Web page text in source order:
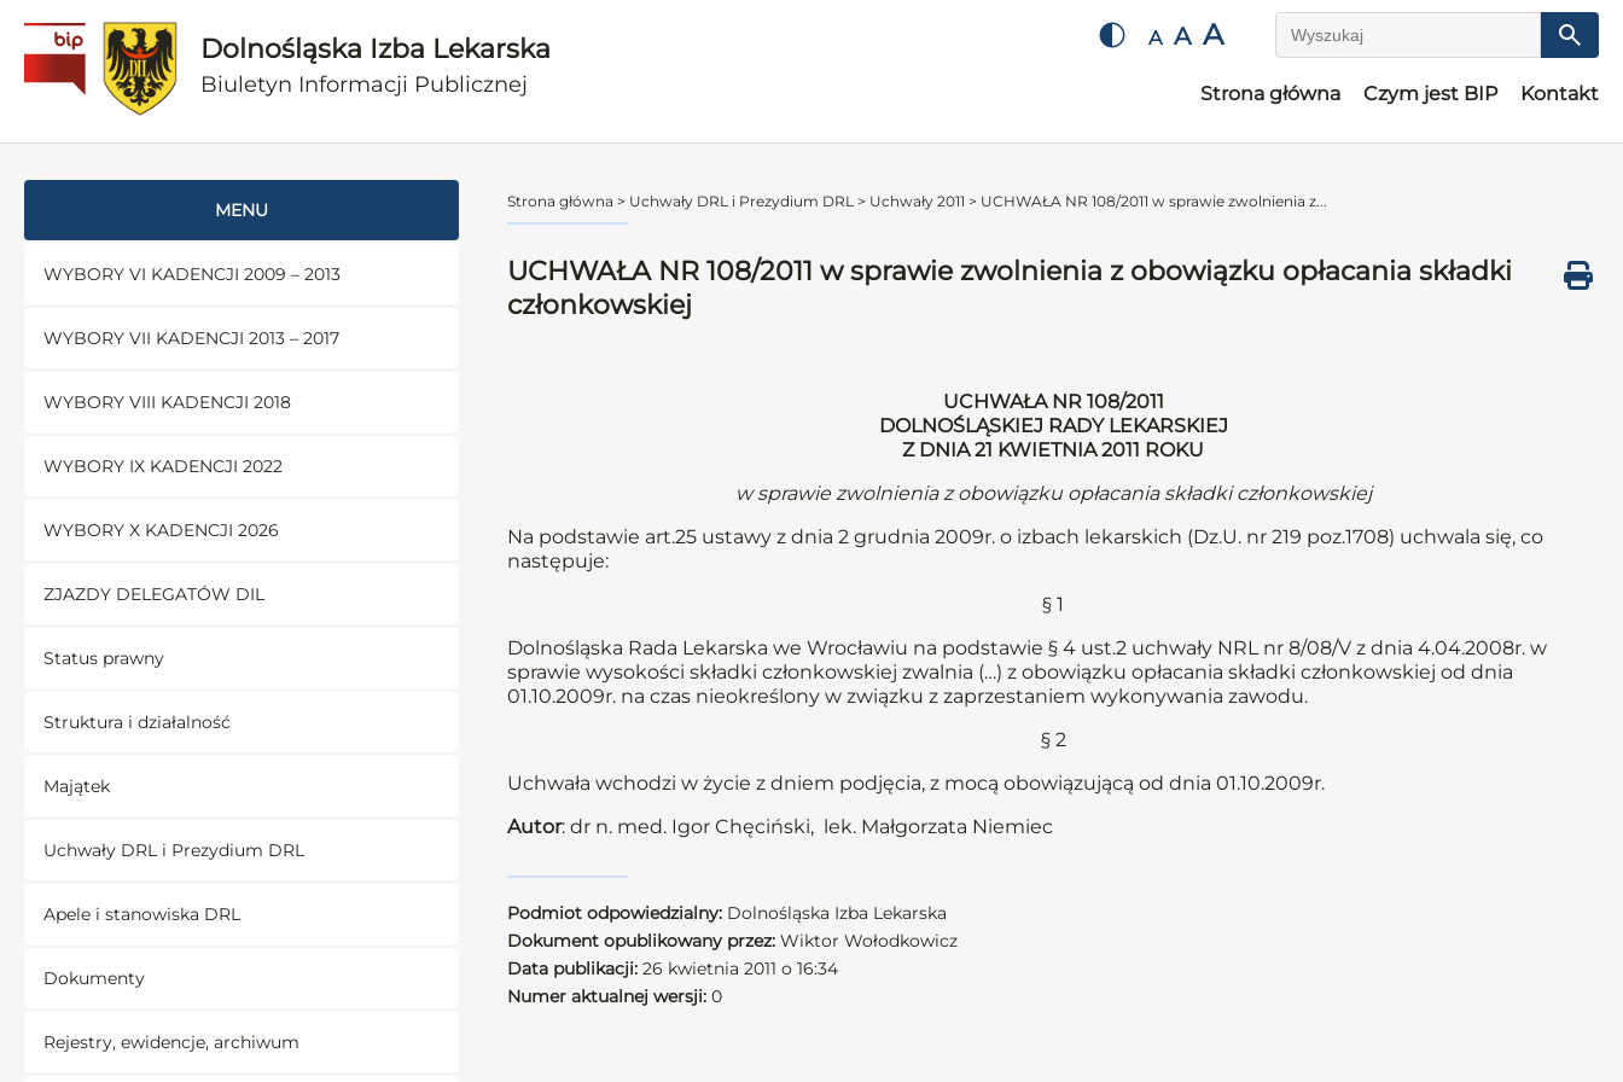
Dolnośląska Izba Lekarska
Biuletyn Informacji Publicznej
A A A Wyszukaj
Strona główna Czym jest BIP Kontakt
MENU
WYBORY VI KADENCJI 2009 – 2013
WYBORY VII KADENCJI 2013 – 2017
WYBORY VIII KADENCJI 2018
WYBORY IX KADENCJI 2022
WYBORY X KADENCJI 2026
ZJAZDY DELEGATÓW DIL
Status prawny
Struktura i działalność
Majątek
Uchwały DRL i Prezydium DRL
Apele i stanowiska DRL
Dokumenty
Rejestry, ewidencje, archiwum
Strona główna > Uchwały DRL i Prezydium DRL > Uchwały 2011 > UCHWAŁA NR 108/2011 w sprawie zwolnienia z...
UCHWAŁA NR 108/2011 w sprawie zwolnienia z obowiązku opłacania składki
członkowskiej
UCHWAŁA NR 108/2011
DOLNOŚLĄSKIEJ RADY LEKARSKIEJ
Z DNIA 21 KWIETNIA 2011 ROKU
w sprawie zwolnienia z obowiązku opłacania składki członkowskiej
Na podstawie art.25 ustawy z dnia 2 grudnia 2009r. o izbach lekarskich (Dz.U. nr 219 poz.1708) uchwala się, co
następuje:
§ 1
Dolnośląska Rada Lekarska we Wrocławiu na podstawie § 4 ust.2 uchwały NRL nr 8/08/V z dnia 4.04.2008r. w
sprawie wysokości składki członkowskiej zwalnia (…) z obowiązku opłacania składki członkowskiej od dnia
01.10.2009r. na czas nieokreślony w związku z zaprzestaniem wykonywania zawodu.
§ 2
Uchwała wchodzi w życie z dniem podjęcia, z mocą obowiązującą od dnia 01.10.2009r.
Autor: dr n. med. Igor Chęciński, lek. Małgorzata Niemiec
Podmiot odpowiedzialny: Dolnośląska Izba Lekarska
Dokument opublikowany przez: Wiktor Wołodkowicz
Data publikacji: 26 kwietnia 2011 o 16:34
Numer aktualnej wersji: 0